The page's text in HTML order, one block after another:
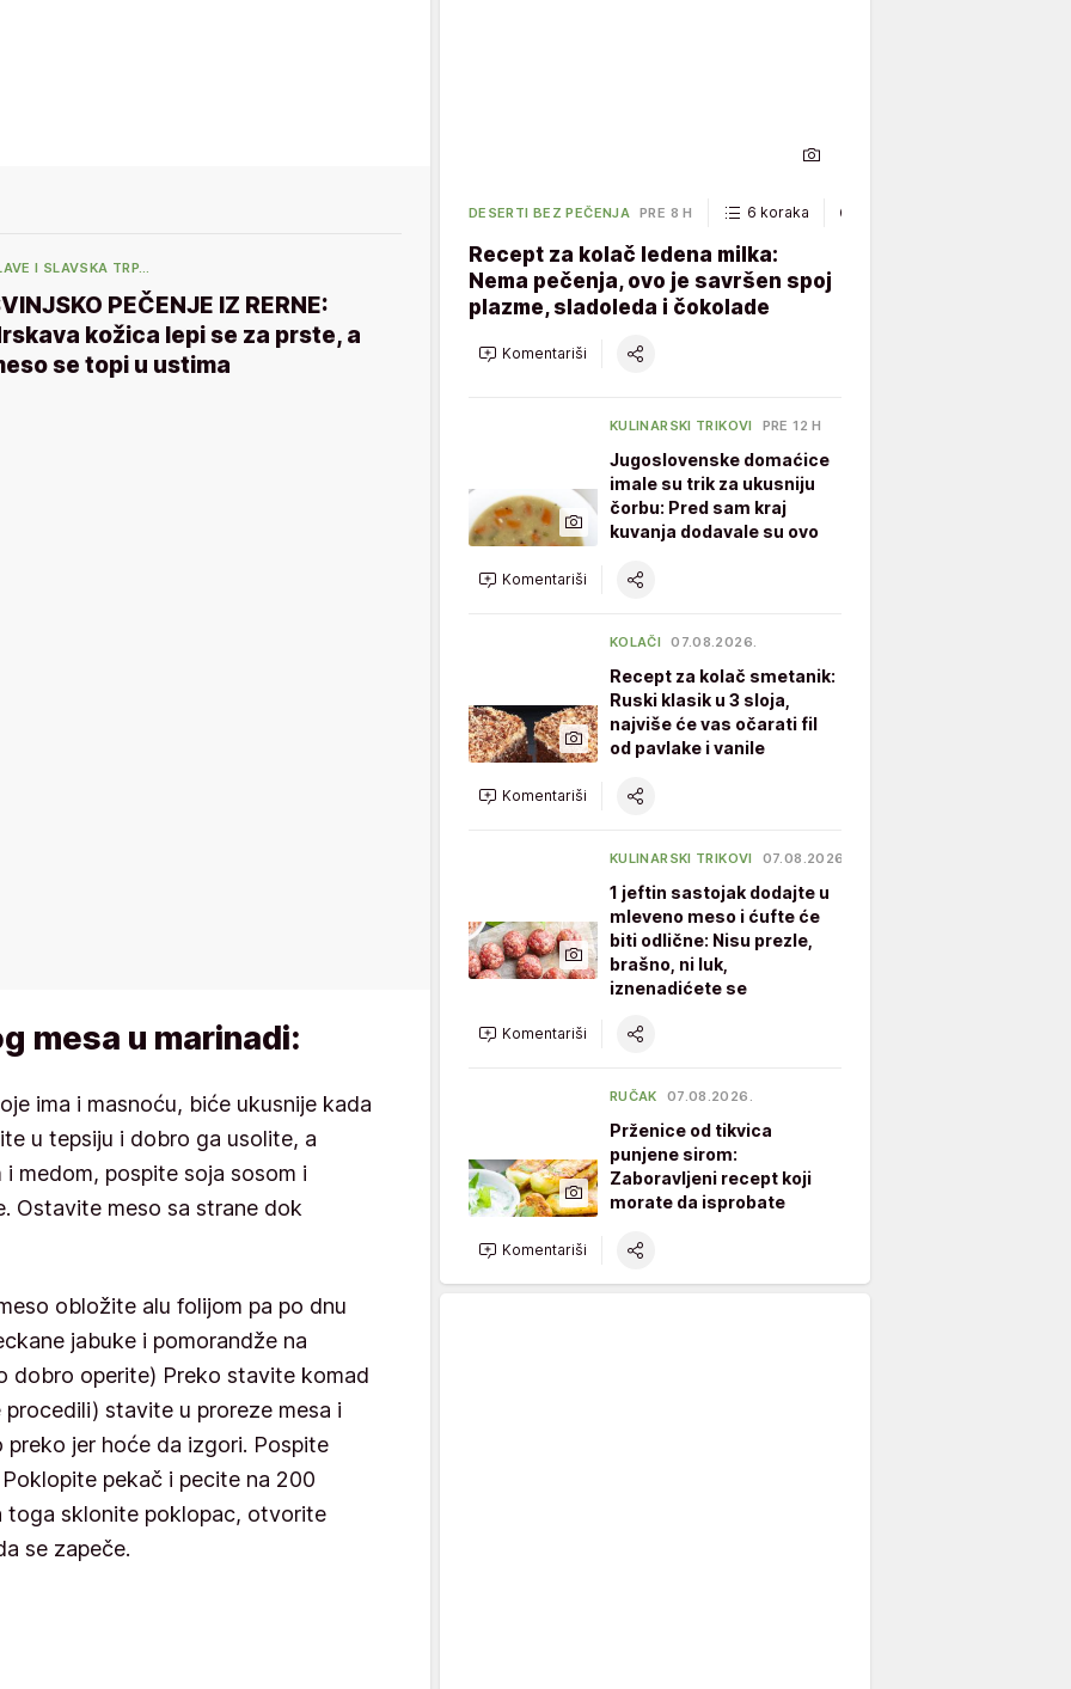
I SLAVSKA TRP…
PEČENJE IZ RERNE:
kožica lepi se za prste, a
se topi u ustima
mesa u marinadi:
ima i masnoću, biće ukusnije kada
u tepsiju i dobro ga usolite, a
medom, pospite soja sosom i
Ostavite meso sa strane dok
obložite alu folijom pa po dnu
jabuke i pomorandže na
dobro operite) Preko stavite komad
stavite u proreze mesa i
jer hoće da izgori. Pospite
pekač i pecite na 200
toga sklonite poklopac, otvorite
se zapeče.
DESERTI BEZ PEČENJA PRE 8 H 6 koraka
Recept za kolač ledena milka:
Nema pečenja, ovo je savršen spoj
plazme, sladoleda i čokolade
Komentariši
KULINARSKI TRIKOVI PRE 12 H
Jugoslovenske domaćice
imale su trik za ukusniju
čorbu: Pred sam kraj
kuvanja dodavale su ovo
Komentariši
KOLAČI 07.08.2026.
Recept za kolač smetanik:
Ruski klasik u 3 sloja,
najviše će vas očarati fil
od pavlake i vanile
Komentariši
KULINARSKI TRIKOVI 07.08.2026.
1 jeftin sastojak dodajte u
mleveno meso i ćufte će
biti odlične: Nisu prezle,
brašno, ni luk,
iznenadićete se
Komentariši
RUČAK 07.08.2026.
Prženice od tikvica
punjene sirom:
Zaboravljeni recept koji
morate da isprobate
Komentariši